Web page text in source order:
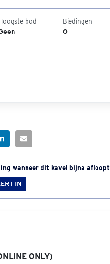
bod Biedingen
0
wanneer dit kavel bijna afloopt
IN
ONLY)